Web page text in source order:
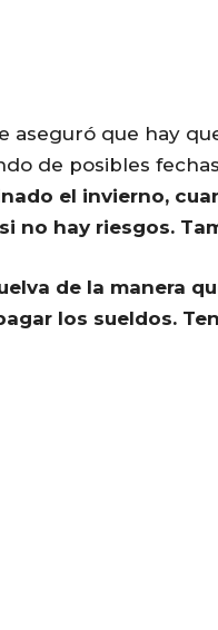
aseguró que hay
de posibles
el invierno,
no hay riesgos.
de la manera
los sueldos.